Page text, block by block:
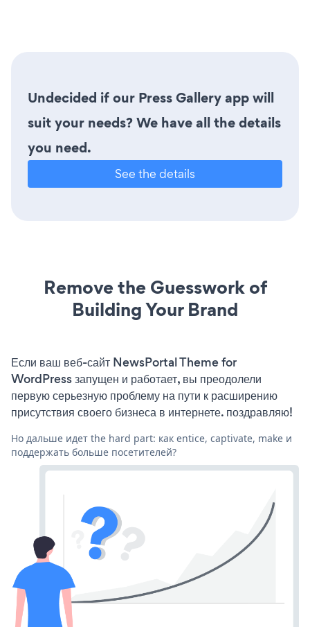
Undecided if our Press Gallery app will
suit your needs? We have all the details
you need.
See the details
Remove the Guesswork of
Building Your Brand
Если ваш веб-сайт NewsPortal Theme for
WordPress запущен и работает, вы преодолели
первую серьезную проблему на пути к расширению
присутствия своего бизнеса в интернете. поздравляю!
Но дальше идет the hard part: как entice, captivate, make и
поддержать больше посетителей?